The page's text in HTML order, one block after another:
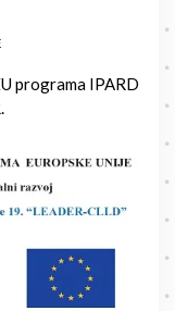
programa IPARD